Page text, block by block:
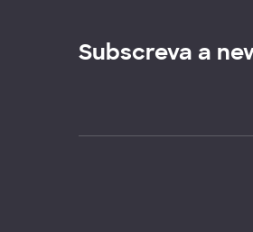
Subscreva a